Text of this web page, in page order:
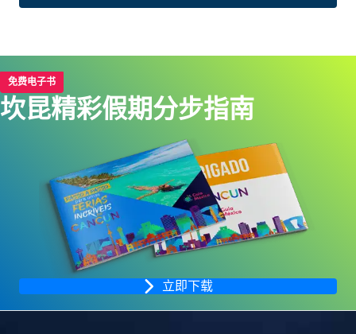
免费电子书
坎昆精彩假期分步指南
立即下载